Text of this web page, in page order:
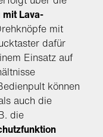
mit Lava-
mit
dafür
Einsatz auf
können
auch die
die